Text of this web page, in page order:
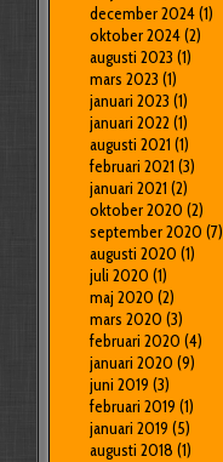
december 2024(1)
oktober 2024(2)
augusti 2023 (1)
mars 2023 (1)
januari 2023 (1)
januari 2022 (1)
augusti 2021 (1)
februari 2021 (3)
januari 2021 (2)
oktober 2020 (2)
september 2020 (7)
augusti 2020 (1)
juli 2020 (1)
maj 2020 (2)
mars 2020 (3)
februari 2020 (4)
januari 2020 (9)
juni 2019 (3)
februari 2019 (1)
januari 2019 (5)
augusti 2018 (1)